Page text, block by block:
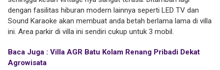
dengan fasilitas hiburan modern lainnya seperti LED TV dan
Sound Karaoke akan membuat anda betah berlama lama di villa
ini. Area parkir di villa ini sendiri cukup untuk 3 mobil.
Baca Juga : Villa AGR Batu Kolam Renang Pribadi Dekat
Agrowisata